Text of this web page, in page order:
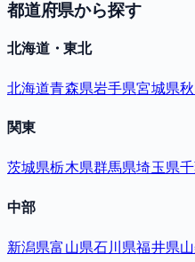
都道府県から探す
北海道・東北
北海道青森県岩手県宮城県
関東
茨城県栃木県群馬県埼玉県
中部
新潟県富山県石川県福井県